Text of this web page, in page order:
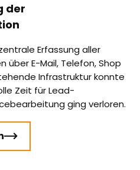
der
Erfassung aller
über E-Mail, Telefon, Shop
Infrastruktur konnte
Zeit für Lead-
ging verloren.